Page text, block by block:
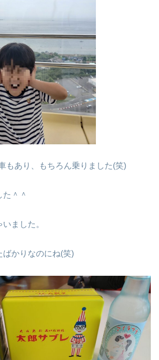
もあり、もちろん乗りました(笑)
＾＾
ました。
ばかりなのにね(笑)